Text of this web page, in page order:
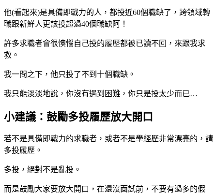
他(看起來)是具備即戰力的人，都投近60個職缺了，跨領域轉
職跟新鮮人更該投超過40個職缺阿！
許多求職者會很懊惱自己投的履歷都被已讀不回，來跟我求
救。
我一問之下，他只投了不到十個職缺。
我只能淡淡地說，你沒有遇到困難，你只是投太少而已…
小建議：鼓勵多投履歷放大開口
若不是具備即戰力的求職者，或者不是學經歷非常漂亮的，請
多投履歷。
多投，絕對不是亂投。
而是鼓勵大家要放大開口，在還沒面試前，不要有過多的假